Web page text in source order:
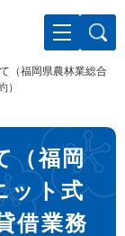
（福岡県農林業総合
）
（福岡
ット式
借業務